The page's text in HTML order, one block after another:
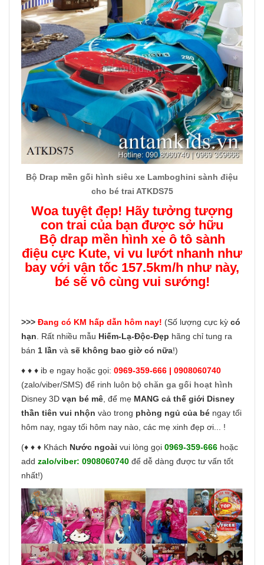
Bộ Drap mền gối hình siêu xe Lamboghini sành điệu
cho bé trai ATKDS75
Woa tuyệt đẹp! Hãy tưởng tượng
con trai của bạn được sở hữu
Bộ drap mền hình xe ô tô sành
điệu cực Kute, vi vu lướt nhanh như
bay với vận tốc 157.5km/h như này,
bé sẽ vô cùng vui sướng!
>>> Đang có KM hấp dẫn hôm nay! (Số lượng cực kỳ có
hạn . Rất nhiều mẫu Hiếm-Lạ-Độc-Đẹp hãng chỉ tung ra
bán 1 lần và sẽ không bao giờ có nữa!)
♦ ♦ ♦ ib e ngay hoặc gọi: 0969-359-666 | 0908060740
(zalo/viber/SMS) để rinh luôn bộ chăn ga gối hoạt hình
Disney 3D vạn bé mê , để mẹ MANG cả thế giới Disney
thần tiên vui nhộn vào trong phòng ngủ của bé ngay tối
hôm nay, ngay tối hôm nay nào, các mẹ xinh đẹp ơi... !
(♦ ♦ ♦ Khách Nước ngoài vui lòng gọi 0969-359-666 hoặc
add zalo/viber: 0908060740 để dễ dàng được tư vấn tốt
nhất!)